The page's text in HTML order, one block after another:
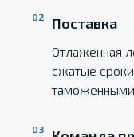
Поставка
Отлаженная
сжатые